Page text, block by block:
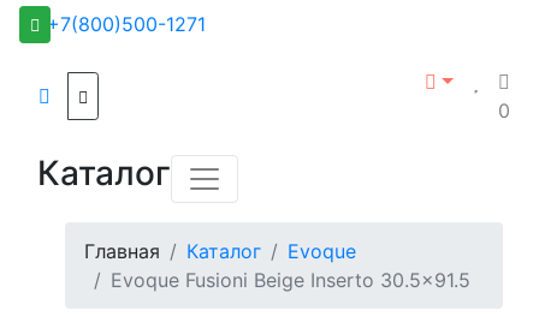
+7(800)500-1271
0
Каталог
Главная Каталог
Evoque
Evoque Fusioni Beige Inserto 30.5x91.5